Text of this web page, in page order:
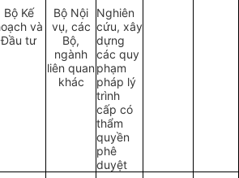
Bộ Kế
và
Đầu tư
Bộ Nội
vụ, các
Bộ,
ngành
liên quan
khác
Nghiên
cứu, xây
dựng
các quy
phạm
pháp lý
trình
cấp có
thẩm
quyền
phê
duyệt